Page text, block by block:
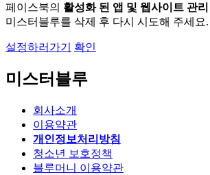
페이스북의 활성화 된 앱 및 웹사이트 관리
미스터블루를 삭제 후 다시 시도해 주세요.
설정하러가기 확인
미스터블루
회사소개
이용약관
개인정보처리방침
청소년 보호정책
블루머니 이용약관